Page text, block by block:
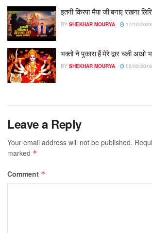
इतनी किरपा मैया जी बनाए रखना
BY SHEKHAR MOURYA 17/10/2023
भक्तो ने पुकारा हैं मेरे द्वार चली आओ
BY SHEKHAR MOURYA 05/05/2018
Leave a Reply
Your email address will not be published.
marked *
Comment *